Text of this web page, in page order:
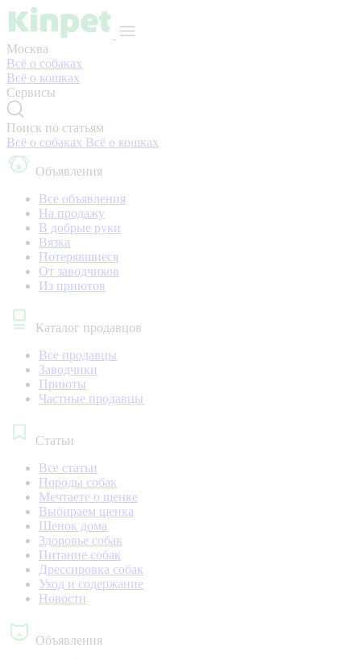
Москва
Всё о собаках
Всё о кошках
Сервисы
Поиск по статьям
Всё о собаках Всё о кошках
Объявления
Все объявления
На продажу
В добрые руки
Вязка
Потерявшиеся
От заводчиков
Из приютов
Каталог продавцов
Все продавцы
Заводчики
Приюты
Частные продавцы
Статьи
Все статьи
Породы собак
Мечтаете о щенке
Выбираем щенка
Щенок дома
Здоровье собак
Питание собак
Дрессировка собак
Уход и содержание
Новости
Объявления